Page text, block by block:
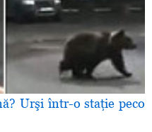
Urşi într-o staţie peco